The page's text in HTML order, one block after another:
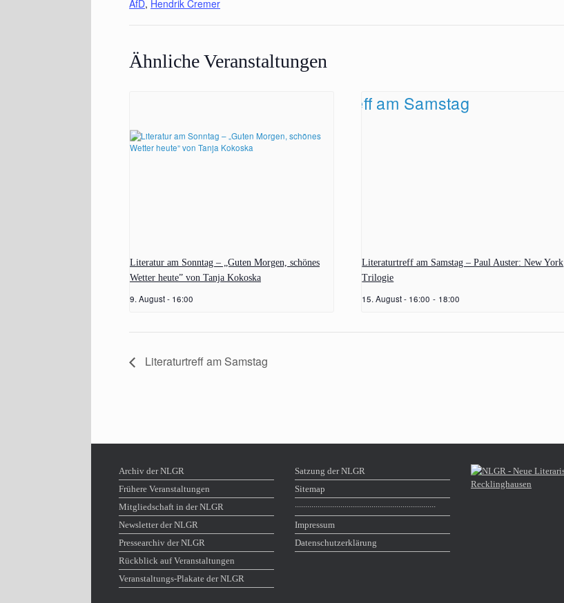
AfD, Hendrik Cremer
Ähnliche Veranstaltungen
Literatur am Sonntag – „Guten Morgen, schönes
Wetter heute” von Tanja Kokoska
9. August - 16:00
Literaturtreff am Samstag – Paul Auster: New York
Trilogie
15. August - 16:00 - 18:00
Literaturtreff am Samstag
Archiv der NLGR
Frühere Veranstaltungen
Mitgliedschaft in der NLGR
Newsletter der NLGR
Pressearchiv der NLGR
Rückblick auf Veranstaltungen
Veranstaltungs-Plakate der NLGR
Satzung der NLGR
Sitemap
∙∙∙∙∙∙∙∙∙∙∙∙∙∙∙∙∙∙∙∙∙∙∙∙∙∙∙∙∙∙∙∙∙∙∙∙∙∙∙∙∙∙∙∙∙∙∙∙∙∙∙∙∙∙∙∙∙∙∙∙∙∙∙∙∙∙∙∙
Impressum
Datenschutzerklärung